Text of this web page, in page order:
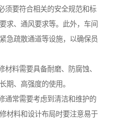
须要符合相关的安全规范和标
求、通风要求等。此外，车间
急疏散通道等设施，以确保员
材料需要具备耐磨、防腐蚀、
期、高强度的使用。
通常需要考虑到清洁和维护的
材料和设计布局时要注意易于